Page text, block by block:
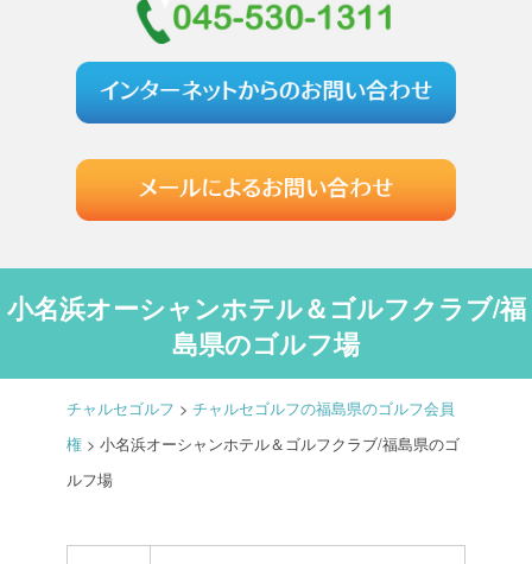
小名浜オーシャンホテル＆ゴルフクラブ/福
島県のゴルフ場
チャルセゴルフ > チャルセゴルフの福島県のゴルフ会員
権 > 小名浜オーシャンホテル＆ゴルフクラブ/福島県のゴ
ルフ場